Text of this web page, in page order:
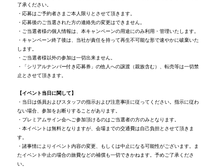
了承ください。
・応募はご予約者さまご本人限りとさせて頂きます。
・応募後のご当選された方の連絡先の変更はできません。
・ご当選者様の個人情報は、本キャンペーンの用途にのみ利用・管理いたします。
・キャンペーン終了後は、当社が責任を持って再生不可能な形で速やかに破棄いた
します。
・ご当選者様以外の参加は一切出来ません。
・「シリアルナンバー付き応募券」の他人への譲渡（親族含む）、転売等は一切禁
止とさせて頂きます。
【イベント当日に関して】
・当日は係員およびスタッフの指示および注意事項に従ってください。指示に従わ
ない場合、参加をお断りすることがあります。
・プレミアムサイン会へご参加頂けるのはご当選者の方のみとなります。
・本イベントは無料となりますが、会場までの交通費は自己負担とさせて頂きま
す。
・諸事情によりイベント内容の変更、もしくは中止になる可能性がございます。ま
たイベント中止の場合の旅費などの補償も一切できかねます。予めご了承くださ
い。